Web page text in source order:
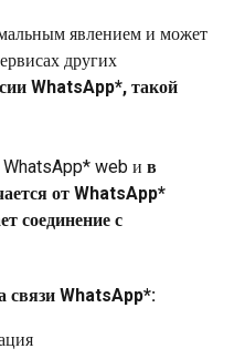
явлением и может
других
WhatsApp*, такой
WhatsApp* web и в
от WhatsApp*
соединение с
WhatsApp*: